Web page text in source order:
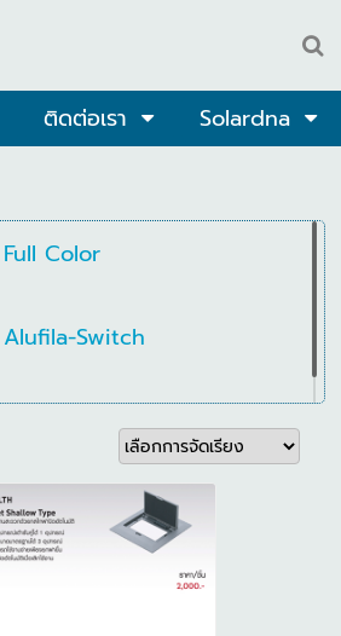
ติดต่อเรา
Solardna
Full Color
Alufila-Switch